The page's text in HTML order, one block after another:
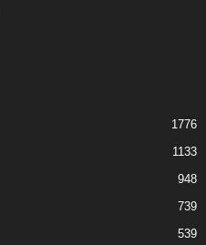
1776
1133
948
739
539